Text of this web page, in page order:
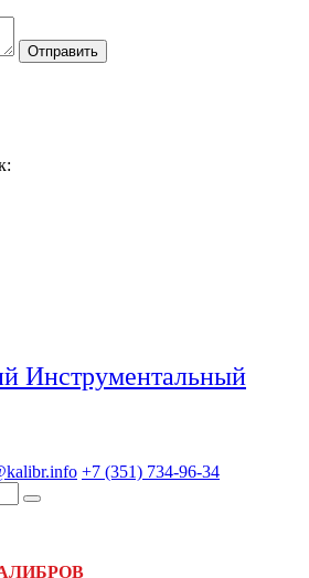
Отправить
:
Инструментальный
+7 (351) 734-96-34